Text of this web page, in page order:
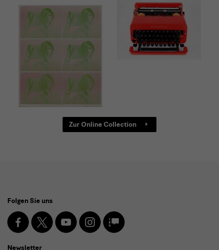
Zur Online Collection
Media
und
Newsletter
Folgen Sie uns
Facebook
X YoutubeInstagramSKD
Blog
Newsletter